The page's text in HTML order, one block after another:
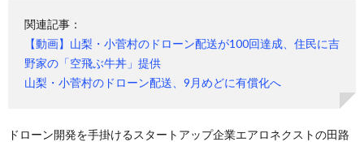
関連記事：
【動画】山梨・小菅村のドローン配送が100回達成、住民に吉
野家の「空飛ぶ牛丼」提供
山梨・小菅村のドローン配送、9月めどに有償化へ
ドローン開発を手掛けるスタートアップ企業エアロネクストの田路